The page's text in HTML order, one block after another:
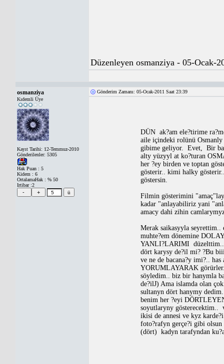
Düzenleyen osmanziya - 05-Ocak-
osmanziya
Kıdemli Üye
Kayıt Tarihi: 12-Temmuz-2010
Gönderilenler: 5305
Hak Puan : 5
Kidem : 6
OrtalamaHak : % 50
Irtibar :2
Gönderim Zamanı: 05-Ocak-2011 Saat 23:39
DÜN ak?am ele?tirime
aile içindeki rolünü
gibime geliyor. Evet, Bir
alty yüzyyl at ko?turan
her ?ey birden ve toptan
gösterir.. kimi halky
göstersin.
Filmin gösterimini
kadar "anlayabiliriz yani
amacy dahi zihin
Merak saikasyyla seyrettim..
muhte?em dönemine
YANLI?LARIMI
dört karysy de?il mi? ?Bu
ve ne de bacana?y imi?..
YORUMLAYARAK
söyledim.. biz bir hanymla
de?ilJ) Ama islamda olan
sultanyn dört hanymy
benim her ?eyi
soyutlaryny gösterecektim..
ikisi de annesi ve kyz karde?i
foto?rafyn gerçe?i gibi
(dört) kadyn tarafyndan